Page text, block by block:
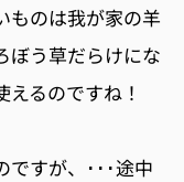
ものは我が家の羊
う草だらけにな
るのですね！
ですが、･･･途中